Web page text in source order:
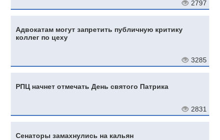
2797
Адвокатам могут запретить публичную критику
коллег по цеху
3285
РПЦ начнет отмечать День святого Патрика
2831
Сенаторы замахнулись на кальян